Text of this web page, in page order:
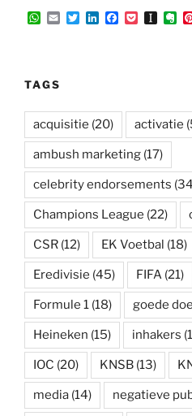
W
A
p
E
T
L
n
F
k
P
p
e
r
E
e
TAGS
acquisitie (20) activatie
ambush marketing (17)
celebrity endorsements
Champions League (22)
CSR (12) EK Voetbal (18)
Eredivisie (45) FIFA (21)
Formule 1 (18) goede
Heineken (15) inhakers
IOC (20) KNSB (13)
media (14) negatieve